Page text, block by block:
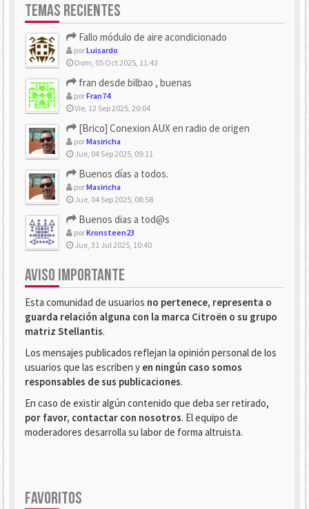
TEMAS RECIENTES
Fallo módulo de aire acondicionado
porLuisardo
Dom, 05 Oct 2025, 11:43
fran desde bilbao , buenas
porFran74
Vie, 12 Sep 2025, 20:04
[Brico] Conexion AUX en radio de origen
porMasiricha
Jue, 04 Sep 2025, 09:11
Buenos días a todos.
porMasiricha
Jue, 04 Sep 2025, 08:58
Buenos dias a tod@s
porKronsteen23
Jue, 31 Jul 2025, 10:40
AVISO IMPORTANTE
Esta comunidad de usuarios no pertenece, representa o
guarda relación alguna con la marca Citroën o su grupo
matriz Stellantis.
Los mensajes publicados reflejan la opinión personal de los
usuarios que las escriben y en ningún caso somos
responsables de sus publicaciones.
En caso de existir algún contenido que deba ser retirado,
por favor, contactar con nosotros. El equipo de
moderadores desarrolla su labor de forma altruista.
FAVORITOS